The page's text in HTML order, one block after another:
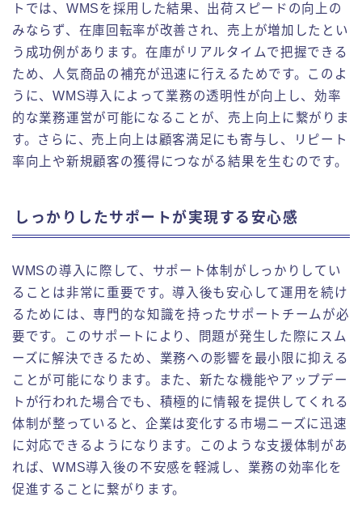
トでは、WMSを採用した結果、出荷スピードの向上の
みならず、在庫回転率が改善され、売上が増加したとい
う成功例があります。在庫がリアルタイムで把握できる
ため、人気商品の補充が迅速に行えるためです。このよ
うに、WMS導入によって業務の透明性が向上し、効率
的な業務運営が可能になることが、売上向上に繋がりま
す。さらに、売上向上は顧客満足にも寄与し、リピート
率向上や新規顧客の獲得につながる結果を生むのです。
しっかりしたサポートが実現する安心感
WMSの導入に際して、サポート体制がしっかりしてい
ることは非常に重要です。導入後も安心して運用を続け
るためには、専門的な知識を持ったサポートチームが必
要です。このサポートにより、問題が発生した際にスム
ーズに解決できるため、業務への影響を最小限に抑える
ことが可能になります。また、新たな機能やアップデー
トが行われた場合でも、積極的に情報を提供してくれる
体制が整っていると、企業は変化する市場ニーズに迅速
に対応できるようになります。このような支援体制があ
れば、WMS導入後の不安感を軽減し、業務の効率化を
促進することに繋がります。